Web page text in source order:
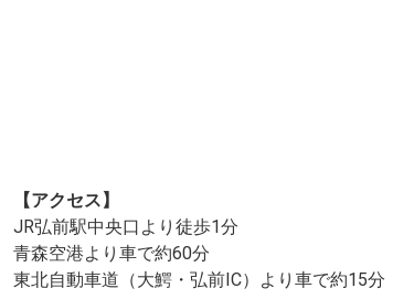
【アクセス】
JR弘前駅中央口より徒歩1分
青森空港より車で約60分
東北自動車道（大鰐・弘前IC）より車で約15分